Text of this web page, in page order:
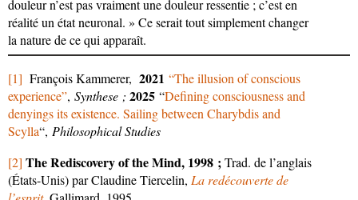
douleur n’est pas vraiment une douleur ressentie ; c’est en
réalité un état neuronal. » Ce serait tout simplement changer
la nature de ce qui apparaît.
[1] François Kammerer, 2021 “The illusion of conscious
experience”, Synthese ; 2025 “Defining consciousness and
denyings its existence. Sailing between Charybdis and
Scylla“, Philosophical Studies
[2] The Rediscovery of the Mind, 1998 ;Trad. de l’anglais
(États-Unis) par Claudine Tiercelin, La redécouverte de